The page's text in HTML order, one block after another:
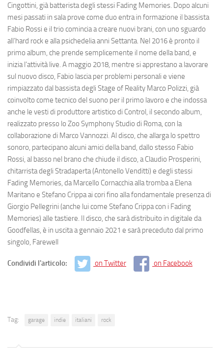
Cingottini, già batterista degli stessi Fading Memories. Dopo alcuni
mesi passati in sala prove come duo entra in formazione il bassista
Fabio Rossi e il trio comincia a creare nuovi brani, con uno sguardo
all’hard rock e alla psichedelia anni Settanta. Nel 2016 è pronto il
primo album, che prende semplicemente il nome della band, e
inizia l’attività live. A maggio 2018, mentre si apprestano a lavorare
sul nuovo disco, Fabio lascia per problemi personali e viene
rimpiazzato dal bassista degli Stage of Reality Marco Polizzi, già
coinvolto come tecnico del suono per il primo lavoro e che indossa
anche le vesti di produttore artistico di Control, il secondo album,
realizzato presso lo Zoo Symphony Studio di Roma, con la
collaborazione di Marco Vannozzi. Al disco, che allarga lo spettro
sonoro, partecipano alcuni amici della band, dallo stesso Fabio
Rossi, al basso nel brano che chiude il disco, a Claudio Prosperini,
chitarrista degli Stradaperta (Antonello Venditti) e degli stessi
Fading Memories, da Marcello Cornacchia alla tromba a Elena
Maritano e Stefano Crippa ai cori fino alla fondamentale presenza di
Giorgio Pellegrini (anche lui come Stefano Crippa con i Fading
Memories) alle tastiere. Il disco, che sarà distribuito in digitale da
Goodfellas, è in uscita a gennaio 2021 e sarà preceduto dal primo
singolo, Farewell
Condividi l'articolo: on Twitter on Facebook
Tag: garage indie italiani rock